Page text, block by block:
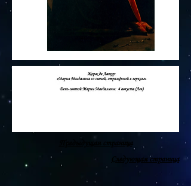
Предыдущая страница
Следующая страница